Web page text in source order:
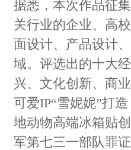
据悉，本次作品征
关行业的企业、高
面设计、产品设计
域。评选出的十大
兴、文化创新、商
可爱IP“雪妮妮”打
地动物高端冰箱贴
军第七三一部队罪